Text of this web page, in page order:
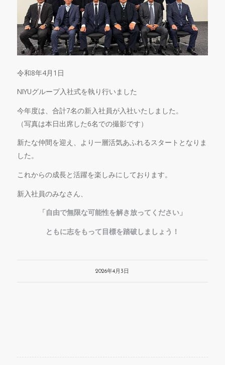
令和8年4月1日
NIYUグループ入社式を執り行いました
今年度は、合計7名の新入社員が入社いたしました。
（写真は本日出席した6名での撮影です）
新たな仲間を迎え、より一層活気あふれるスタートとなりま
した。
これからの成長と活躍を楽しみにしております。
新入社員のみなさん、
「自由で無限な可能性を解き放ってください」
ともに志をもって目標を踏破しましょう！
2026年4月3日